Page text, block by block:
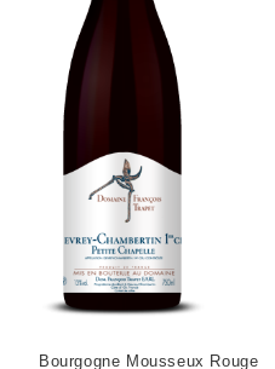
Bourgogne Mousseux Rouge